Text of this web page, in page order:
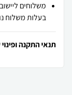
משלוחים
בעלות משלוח
תנאי התקנה